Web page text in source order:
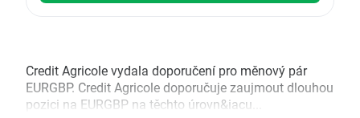
Credit Agricole vydala doporučení pro měnový pár
EURGBP. Credit Agricole doporučuje zaujmout dlouhou
pozici na EURGBP na těchto úrovn&iacu...